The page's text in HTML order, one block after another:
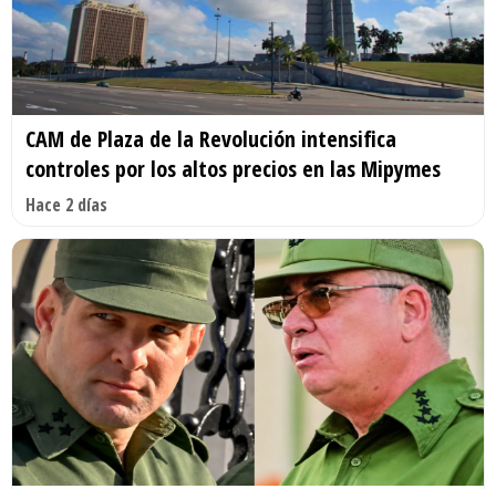
CAM de Plaza de la Revolución intensifica
controles por los altos precios en las Mipymes
Hace 2 días